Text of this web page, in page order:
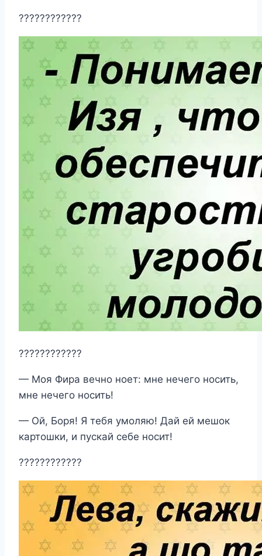
????????????
????????????
— Моя Фира вечно ноет: мне нечего носить,
мне нечего носить!
— Ой, Боря! Я тебя умоляю! Дай ей мешок
картошки, и пускай себе носит!
????????????